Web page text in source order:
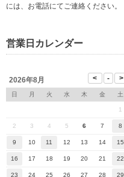
には、お電話にてご連絡ください。
営業日カレンダー
2026年8月
日 月 火 水 木 金 土
1
2 3 4 5 6 7 8
9 10 11 12 13 14 15
16 17 18 19 20 21 22
23 24 25 26 27 28 29